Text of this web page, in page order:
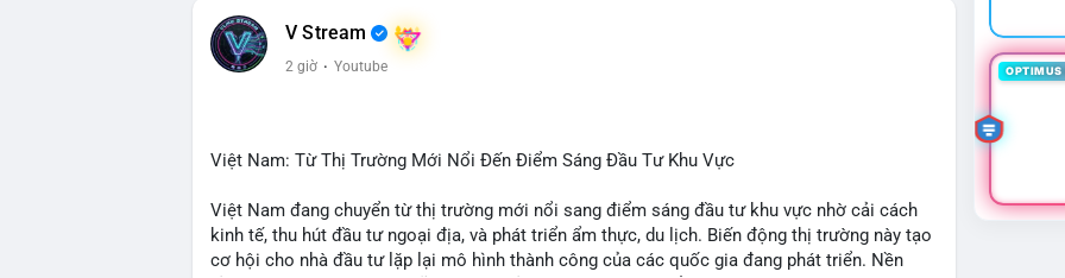
💬 DÒNG CHẢY TIN TỨC & TRUYỀN THÔNG:
• Telegram: US Senate tiến hành bỏ phiếu Clarity Act, IMF nói stablecoin địa phương tăng
nhu cầu.
crypto.
💡 NHẬN ĐỊNH & KHUYẾN NGHỊ:
• Tâm lý ngắn hạn: sợ hãi, giảm khối lượng, người bán tăng.
• Khuyến nghị: giữ cẩn thận, tránh short, tập trung vào stablecoin, theo dõi US legislation.
V Stream
2 giờ · Youtube
Việt Nam: Từ Thị Trường Mới Nổi Đến Điểm Sáng Đầu Tư Khu Vực
Việt Nam đang chuyển từ thị trường mới nổi sang điểm sáng đầu tư khu vực nhờ cải cách
kinh tế, thu hút đầu tư ngoại địa, và phát triển ẩm thực, du lịch. Biến động thị trường này tạo
cơ hội cho nhà đầu tư lặp lại mô hình thành công của các quốc gia đang phát triển. Nền
OPTIMUS